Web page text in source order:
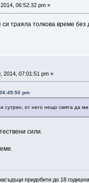
06:52:32 pm »
си траяла толкова време
2014, 07:01:51 pm »
pm
сутрин, от него нещо смята да
сили.
придобити до 18